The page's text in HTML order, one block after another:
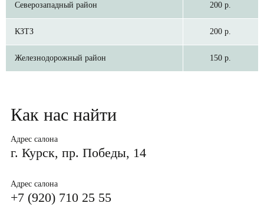
Северозападный район 200 р.
КЗТЗ 200 р.
Железнодорожный район 150 р.
Как нас найти
Адрес салона
г. Курск, пр. Победы, 14
Адрес салона
+7 (920) 710 25 55